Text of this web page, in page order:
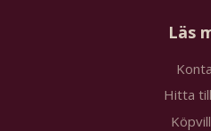
Läs
Hitta